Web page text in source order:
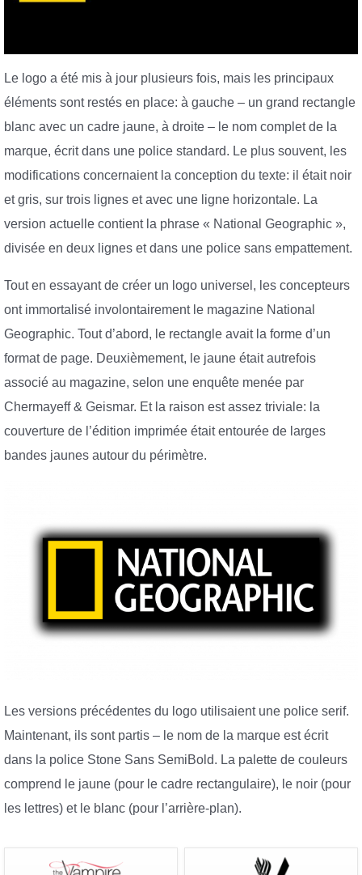
Le logo a été mis à jour plusieurs fois, mais les principaux
éléments sont restés en place: à gauche – un grand rectangle
blanc avec un cadre jaune, à droite – le nom complet de la
marque, écrit dans une police standard. Le plus souvent, les
modifications concernaient la conception du texte: il était noir
et gris, sur trois lignes et avec une ligne horizontale. La
version actuelle contient la phrase « National Geographic »,
divisée en deux lignes et dans une police sans empattement.
Tout en essayant de créer un logo universel, les concepteurs
ont immortalisé involontairement le magazine National
Geographic. Tout d’abord, le rectangle avait la forme d’un
format de page. Deuxièmement, le jaune était autrefois
associé au magazine, selon une enquête menée par
Chermayeff & Geismar. Et la raison est assez triviale: la
couverture de l’édition imprimée était entourée de larges
bandes jaunes autour du périmètre.
Les versions précédentes du logo utilisaient une police serif.
Maintenant, ils sont partis – le nom de la marque est écrit
dans la police Stone Sans SemiBold. La palette de couleurs
comprend le jaune (pour le cadre rectangulaire), le noir (pour
les lettres) et le blanc (pour l’arrière-plan).